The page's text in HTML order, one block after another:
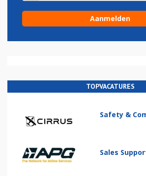
TOPVACATURES
Safety &
Sales